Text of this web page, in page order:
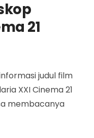
21
judul film
XXI Cinema 21
membacanya